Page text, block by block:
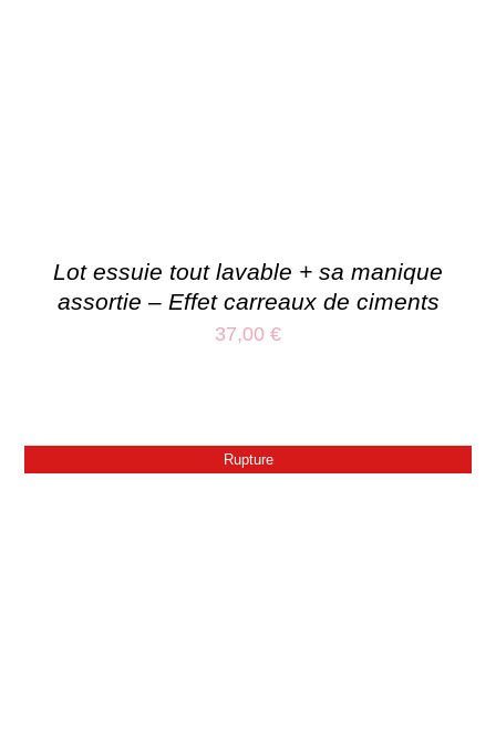
Lot essuie tout lavable + sa manique
assortie – Effet carreaux de ciments
37,00 €
Rupture